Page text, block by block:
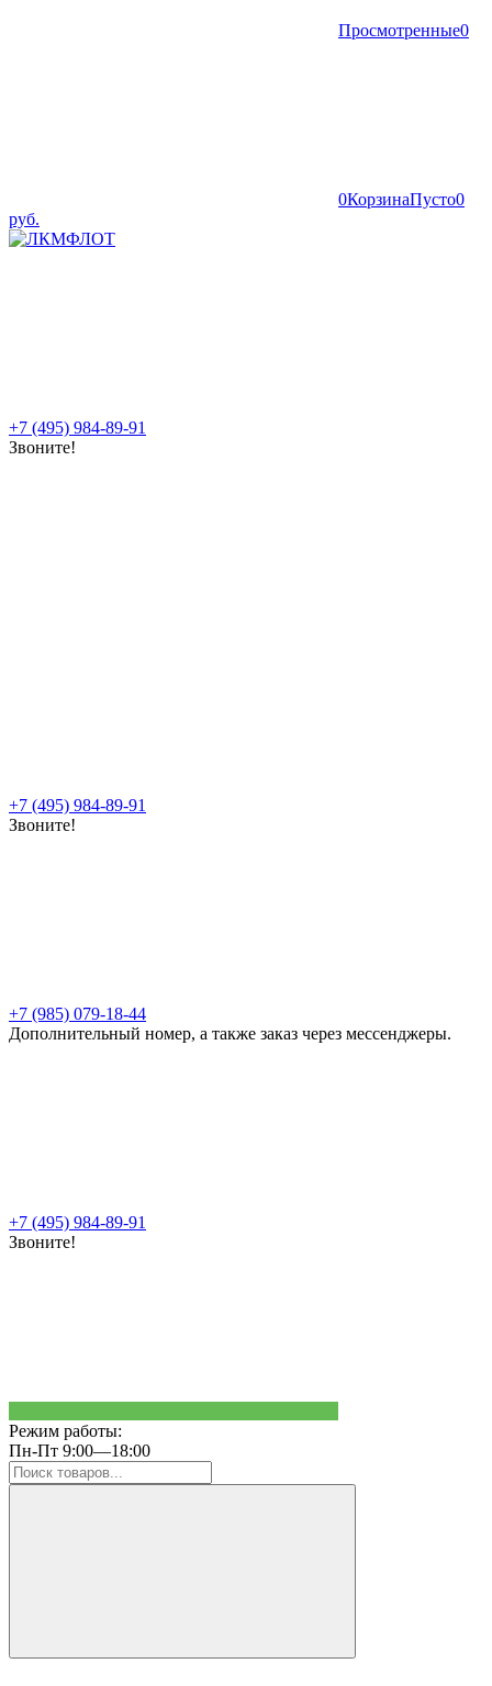
Просмотренные0
0КорзинаПусто0
руб.
+7 (495) 984-89-91
Звоните!
+7 (495) 984-89-91
Звоните!
+7 (985) 079-18-44
Дополнительный номер, а также заказ через мессенджеры.
+7 (495) 984-89-91
Звоните!
Режим работы:
Пн-Пт 9:00—18:00